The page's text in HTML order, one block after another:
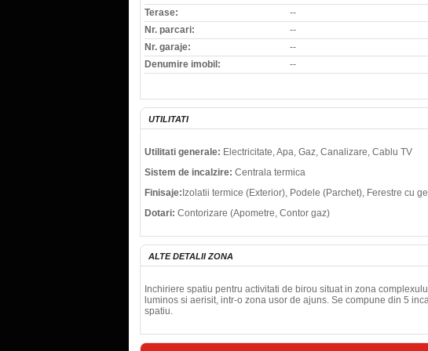
Terase:
--
Nr. parcari:
--
Nr. garaje:
--
Denumire imobil:
--
UTILITATI
Utilitati generale: Electricitate, Apa, Gaz, Canalizare, Cablu TV
Sistem de incalzire: Centrala termica
Finisaje: Izolatii termice (Exterior), Podele (Parchet), Ferestre cu
Dotari: Contorizare (Apometre, Contor gaz)
ALTE DETALII ZONA
Inchiriere spatiu pentru activitati de birou situat in zona
luminos si aerisit, intr-o zona usor de ajuns. Se compune din 5
spatiu.